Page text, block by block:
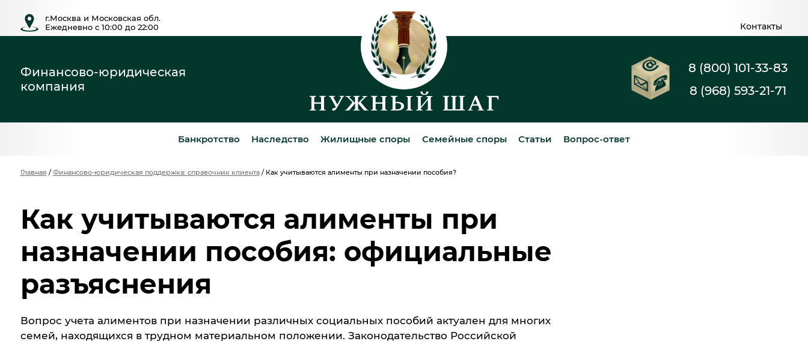
г.Москва и Московская обл.
Ежедневно с 10:00 до 22:00
Контакты
Финансово-юридическая
компания
8 (800) 101-33-83
8 (968) 593-21-71
Банкротство Наследство Жилищные споры Семейные споры Статьи Вопрос-ответ
Главная / Финансово-юридическая поддержка: справочник клиента/ Как учитываются алименты при назначении пособия?
Как учитываются алименты при
назначении пособия: официальные
разъяснения
Вопрос учета алиментов при назначении различных социальных пособий актуален для многих
семей, находящихся в трудном материальном положении. Законодательство Российской